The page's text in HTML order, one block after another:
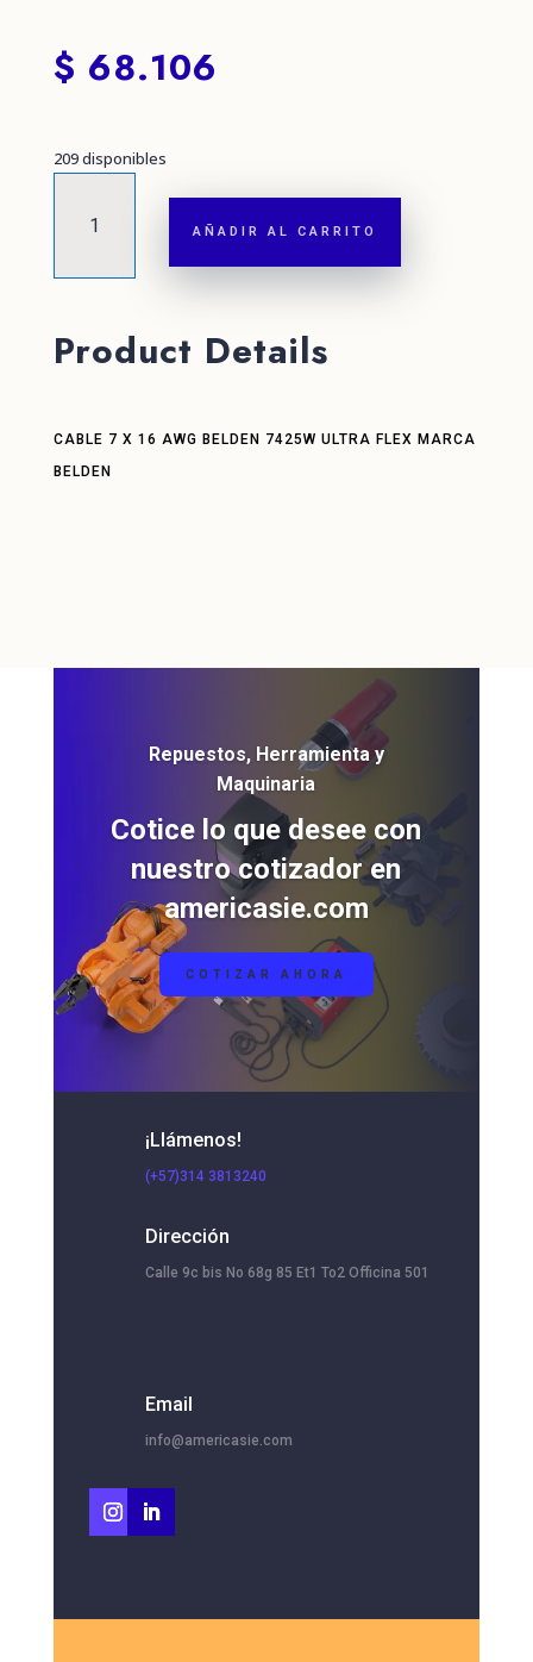
$ 68.106
209 disponibles
7425W
MARCA
AÑADIR AL CARRITO
Product Details
CABLE 7 X 16 AWG BELDEN 7425W ULTRA FLEX MARCA
BELDEN
Repuestos, Herramienta y
Maquinaria
Cotice lo que desee con
nuestro cotizador en
americasie.com
COTIZAR AHORA
¡Llámenos!
(+57)314 3813240
Dirección
Calle 9c bis No 68g 85 Et1 To2 Officina 501
Email
info@americasie.com